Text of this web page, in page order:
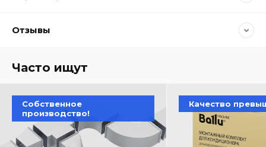
Отзывы
Часто ищут
Собственное
производство!
Качество